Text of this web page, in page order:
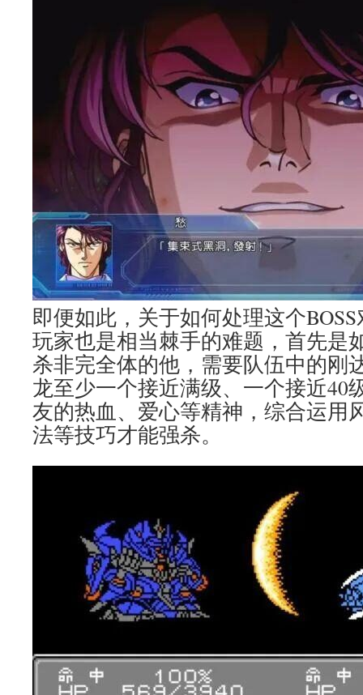
即便如此，关于如何处理这个
玩家也是相当棘手的难题，首先是
杀非完全体的他，需要队伍中的刚
龙至少一个接近满级、一个接近40
友的热血、爱心等精神，综合运用
法等技巧才能强杀。